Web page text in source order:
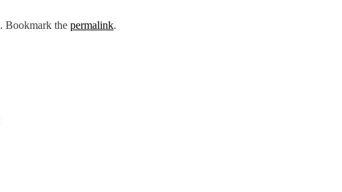
. Bookmark the permalink.